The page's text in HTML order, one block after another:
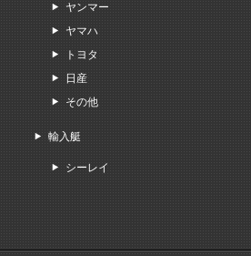
ヤンマー
ヤマハ
トヨタ
日産
その他
輸入艇
シーレイ